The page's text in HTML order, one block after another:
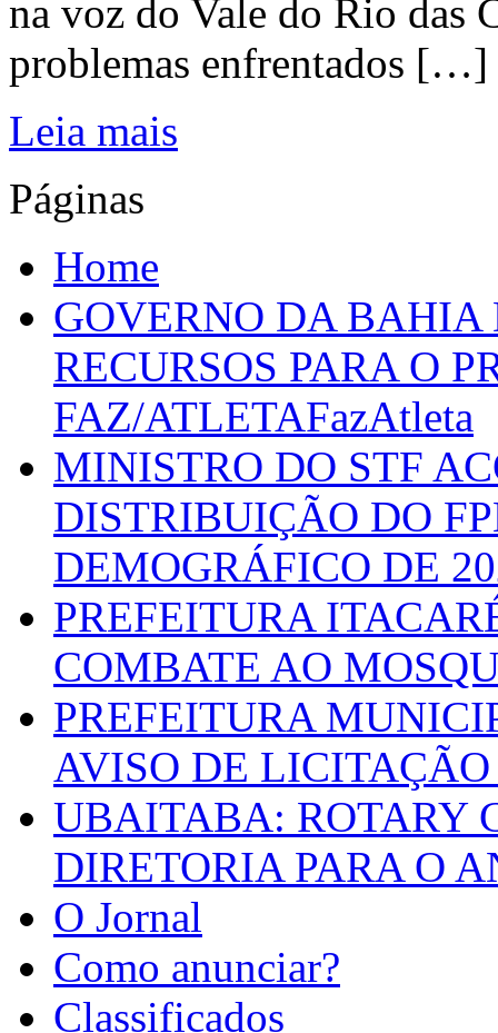
na voz do Vale do Rio das
problemas enfrentados […]
Leia mais
Páginas
Home
GOVERNO DA
RECURSOS PARA O
FAZ/ATLETAFazAtleta
MINISTRO DO STF
DISTRIBUIÇÃO DO
DEMOGRÁFICO DE
PREFEITURA
COMBATE AO
PREFEITURA
AVISO DE LICITAÇÃO
UBAITABA: ROTARY
DIRETORIA PARA O
O Jornal
Como anunciar?
Classificados